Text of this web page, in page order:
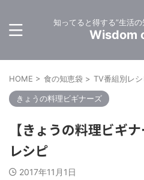
知ってると得する”生活の
Wisdom
HOME > 食の知恵袋 > TV番組別レ
きょうの料理ビギナーズ
【きょうの料理ビギ
レシピ
2017年11月1日